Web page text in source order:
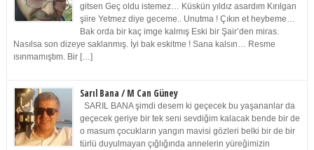
gitsen Geç oldu istemez… Küskün yıldız asardım Kırılgan
şiire Yetmez diye geceme.. Unutma ! Çıkın et heybeme…
Bak orda bir kaç imge kalmış Eski bir Şair’den miras.
Nasılsa son dizeye saklanmış. İyi bak eskitme ! Sana kalsın… Resme
ısınmamıştım. Bir […]
Sarıl Bana / M Can Güney
SARIL BANA şimdi desem ki geçecek bu yaşananlar da
geçecek geriye bir tek seni sevdiğim kalacak bende bir de
o masum çocukların yangın mavisi gözleri belki bir de bir
türlü duyulmayan çığlığında annelerin yüreğimizin